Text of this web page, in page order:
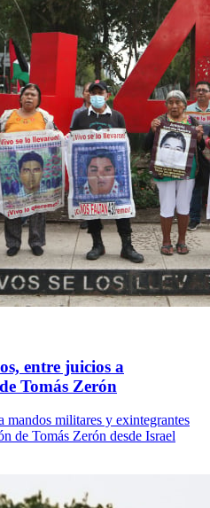
entre juicios a
Tomás Zerón
mandos militares y exintegrantes
de Tomás Zerón desde Israel